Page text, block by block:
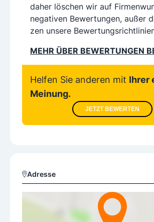
daher löschen wir auf
negativen Bewertungen, außer
zen unsere
MEHR ÜBER BEWERTUNGEN
Helfen Sie anderen mit Ihrer
Meinung.
JETZT BEWERTEN
Adresse